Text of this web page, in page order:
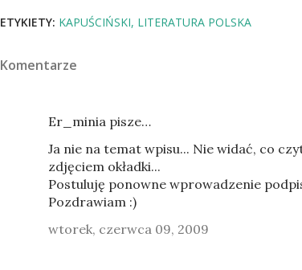
ETYKIETY: KAPUŚCIŃSKI LITERATURA POLSKA
Komentarze
Er_minia pisze…
Ja nie na temat wpisu... Nie widać, co
zdjęciem okładki...
Postuluję ponowne wprowadzenie
Pozdrawiam :)
wtorek, czerwca 09, 2009